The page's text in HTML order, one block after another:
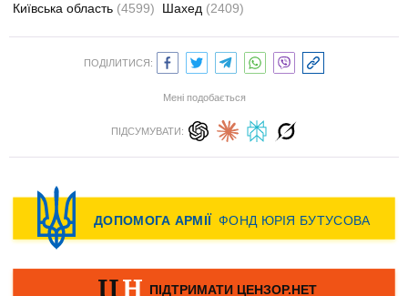
Київська область (4599) Шахед (2409)
ПОДІЛИТИСЯ:
Мені подобається
ПІДСУМУВАТИ: